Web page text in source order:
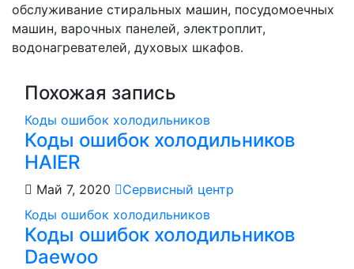
обслуживание стиральных машин, посудомоечных
машин, варочных панелей, электроплит,
водонагревателей, духовых шкафов.
Похожая запись
Коды ошибок холодильников
Коды ошибок холодильников
HAIER
Май 7, 2020
Сервисный центр
Коды ошибок холодильников
Коды ошибок холодильников
Daewoo